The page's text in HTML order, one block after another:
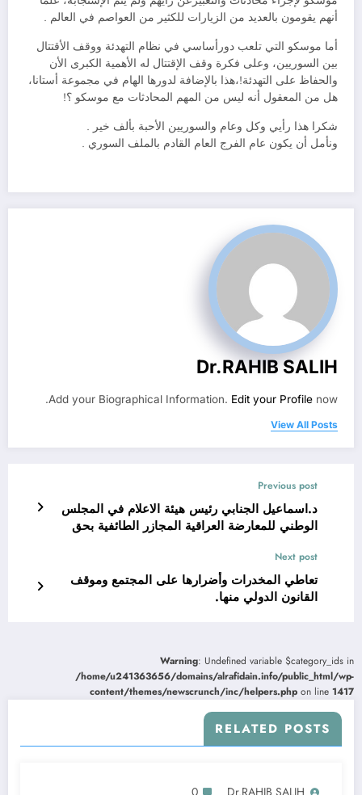
أنهم يقومون بالعديد من الزيارات للكثير من العواصم في العالم .
أما موسكو التي تلعب دورأساسي في نظام التهدئة ووقف الأقتتال
بين السوريين، وعلى فكرة وقف الإقتتال له الأهمية الكبرى الأن
والحفاظ على التهدئة!،هذا بالإضافة لدورها الهام في مجموعة أستانا،
هل من المعقول أنه ليس من المهم المحادثات مع موسكو ؟!
شكرا هذا رأيي وكل وعام والسوريين الأحبة بألف خير .
ونأمل أن يكون عام الفرج العام القادم بالملف السوري .
Dr.RAHIB SALIH
Add your Biographical Information. Edit your Profile now.
View All Posts
Previous post
د.اسماعيل الجنابي رئيس هيئة الاعلام في المجلس
الوطني للمعارضة العراقية المجازر الطائفية بحق
Next post
تعاطي المخدرات وأضرارها على المجتمع وموقف
القانون الدولي منها.
Warning: Undefined variable $category_ids in
/home/u241363656/domains/alrafidain.info/public_html/wp-
content/themes/newscrunch/inc/helpers.php on line 1417
RELATED POSTS